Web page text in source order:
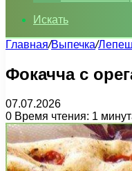
Искать
Главная/Выпечка/
Фокачча с
07.07.2026
0 Время чтения: 1